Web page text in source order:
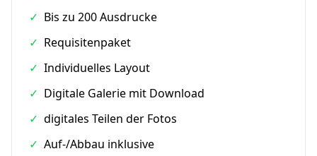
✓ Bis zu 200 Ausdrucke
✓ Requisitenpaket
✓ Individuelles Layout
✓ Digitale Galerie mit Download
✓ digitales Teilen der Fotos
✓ Auf-/Abbau inklusive